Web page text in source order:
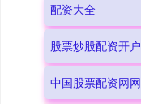
配资大全
股票炒股配资开户
中国股票配资网网